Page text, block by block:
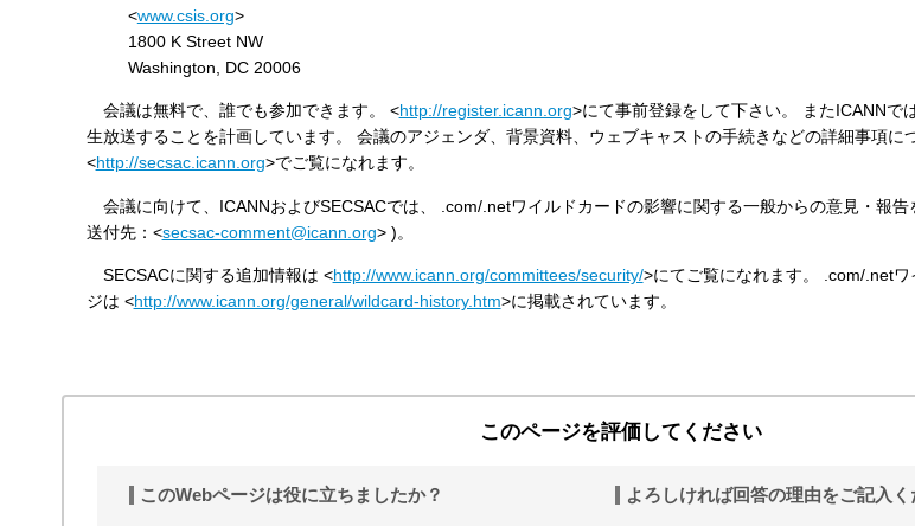
<www.csis.org>
1800 K Street NW
Washington, DC 20006
会議は無料で、誰でも参加できます。 <http://register.icann.org>にて事前登録をして下さい。 またICANNで
生放送することを計画しています。 会議のアジェンダ、背景資料、ウェブキャストの手続きなどの詳細事項に
<http://secsac.icann.org>でご覧になれます。
会議に向けて、ICANNおよびSECSACでは、 .com/.netワイルドカードの影響に関する一般からの意見・報
送付先：<secsac-comment@icann.org> )。
SECSACに関する追加情報は <http://www.icann.org/committees/security/>にてご覧になれます。 .com/.net
ジは <http://www.icann.org/general/wildcard-history.htm>に掲載されています。
このページを評価してください
このWebページは役に立ちましたか？ よろしければ回答の理由をご記入く